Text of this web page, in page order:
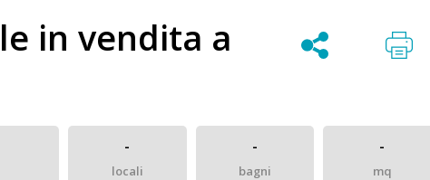
in vendita a
-
locali
-
bagni
-
mq